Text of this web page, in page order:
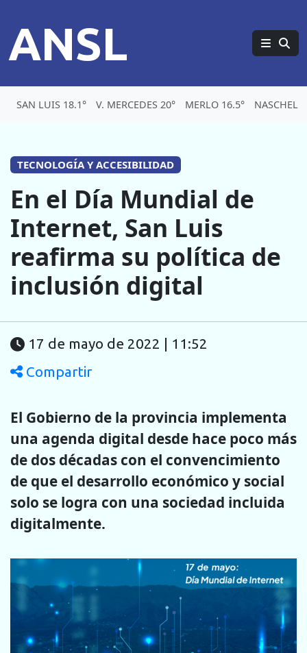
ANSL
SAN LUIS 18.1° V. MERCEDES 20° MERLO 16.5° NASCHEL
TECNOLOGÍA Y ACCESIBILIDAD
En el Día Mundial de
Internet, San Luis
reafirma su política de
inclusión digital
17 de mayo de 2022 | 11:52
Compartir
El Gobierno de la provincia implementa
una agenda digital desde hace poco más
de dos décadas con el convencimiento
de que el desarrollo económico y social
solo se logra con una sociedad incluida
digitalmente.